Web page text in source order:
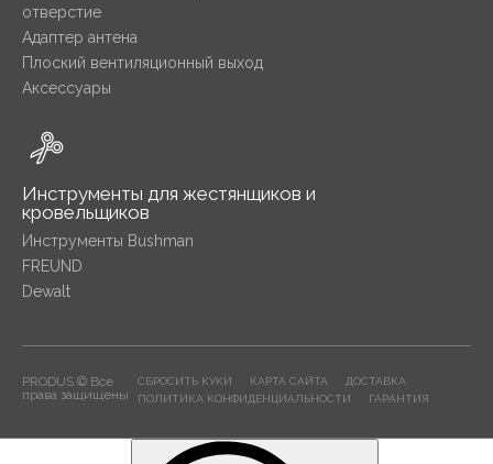
отверстие
Адаптер антена
Плоский вентиляционный выход
Аксессуары
Инструменты для жестянщиков и
кровельщиков
Инструменты Bushman
FREUND
Dewalt
PRODUS © Все
права защищены
СБРОСИТЬ КУКИ КАРТА САЙТА
ДОСТАВКА
ПОЛИТИКА КОНФИДЕНЦИАЛЬНОСТИ
ГАРАНТИЯ